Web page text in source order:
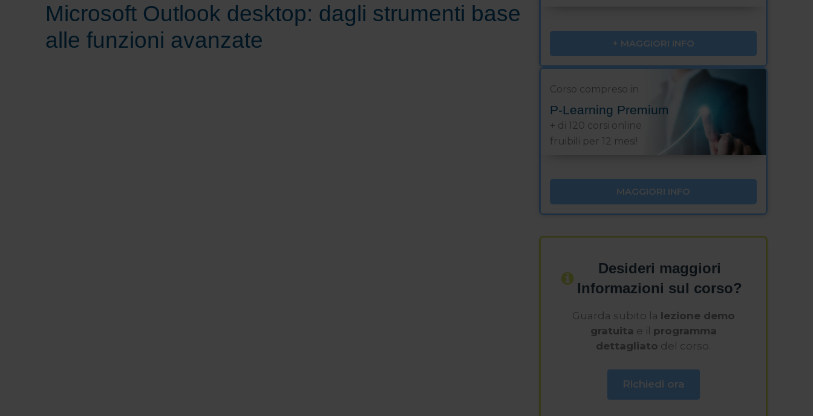
Microsoft Outlook desktop: dagli strumenti base
alle funzioni avanzate
+ MAGGIORI INFO
Corso compreso in
P-Learning Premium
+ di 120 corsi online
fruibili per 12 mesi!
MAGGIORI INFO
Desideri maggiori
Informazioni sul corso?
Guarda subito la lezione demo
gratuita e il programma
dettagliato del corso.
Richiedi ora